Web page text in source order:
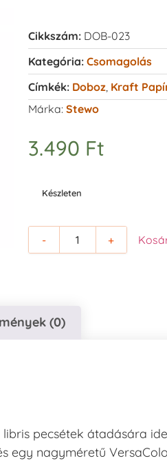
Cikkszám: DOB-023
Kategória: Csomagolás
Címkék: Doboz, Kraft
Márka: Stewo
3.490 Ft
Készleten
- +
(0)
pecsétek átadására
egy nagyméretű